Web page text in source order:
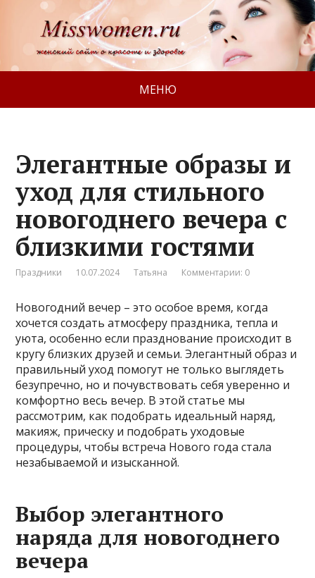
МЕНЮ
Элегантные образы и
уход для стильного
новогоднего вечера с
близкими гостями
Праздники 10.07.2024 Татьяна Комментарии: 0
Новогодний вечер – это особое время, когда
хочется создать атмосферу праздника, тепла и
уюта, особенно если празднование происходит в
кругу близких друзей и семьи. Элегантный образ и
правильный уход помогут не только выглядеть
безупречно, но и почувствовать себя уверенно и
комфортно весь вечер. В этой статье мы
рассмотрим, как подобрать идеальный наряд,
макияж, прическу и подобрать уходовые
процедуры, чтобы встреча Нового года стала
незабываемой и изысканной.
Выбор элегантного
наряда для новогоднего
вечера